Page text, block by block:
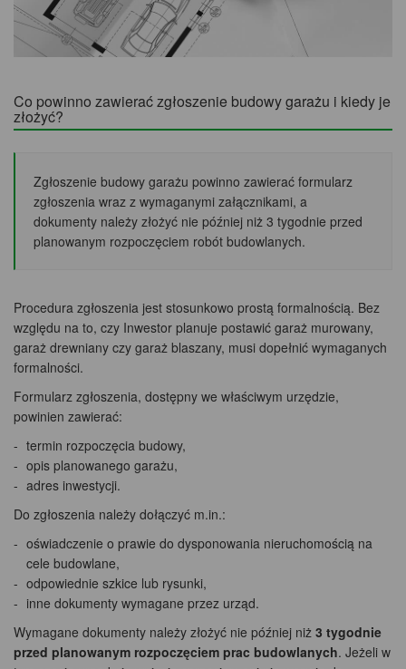
Co powinno zawierać zgłoszenie budowy garażu i kiedy je
złożyć?
Zgłoszenie budowy garażu powinno zawierać formularz
zgłoszenia wraz z wymaganymi załącznikami, a
dokumenty należy złożyć nie później niż 3 tygodnie przed
planowanym rozpoczęciem robót budowlanych.
Procedura zgłoszenia jest stosunkowo prostą formalnością. Bez
względu na to, czy Inwestor planuje postawić garaż murowany,
garaż drewniany czy garaż blaszany, musi dopełnić wymaganych
formalności.
Formularz zgłoszenia, dostępny we właściwym urzędzie,
powinien zawierać:
termin rozpoczęcia budowy,
opis planowanego garażu,
adres inwestycji.
Do zgłoszenia należy dołączyć m.in.:
oświadczenie o prawie do dysponowania nieruchomością na
cele budowlane,
odpowiednie szkice lub rysunki,
inne dokumenty wymagane przez urząd.
Wymagane dokumenty należy złożyć nie później niż 3 tygodnie
przed planowanym rozpoczęciem prac budowlanych. Jeżeli w